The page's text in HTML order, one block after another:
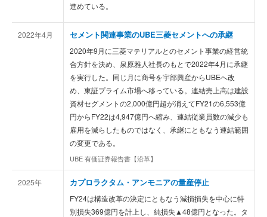
進めている。
2022年4月 セメント関連事業のUBE三菱セメントへの承継
2020年9月に三菱マテリアルとのセメント事業の経営統
合方針を決め、泉原雅人社長のもとで2022年4月に承継
を実行した。同じ月に商号を宇部興産からUBEへ改
め、東証プライム市場へ移っている。連結売上高は建設
資材セグメントの2,000億円超が消えてFY21の6,553億
円からFY22は4,947億円へ縮み、連結従業員数の減少も
雇用を減らしたものではなく、承継にともなう連結範囲
の変更である。
UBE 有価証券報告書【沿革】
2025年 カプロラクタム・アンモニアの量産停止
FY24は構造改革の決定にともなう減損損失を中心に特
別損失369億円を計上し、純損失▲48億円となった。タ